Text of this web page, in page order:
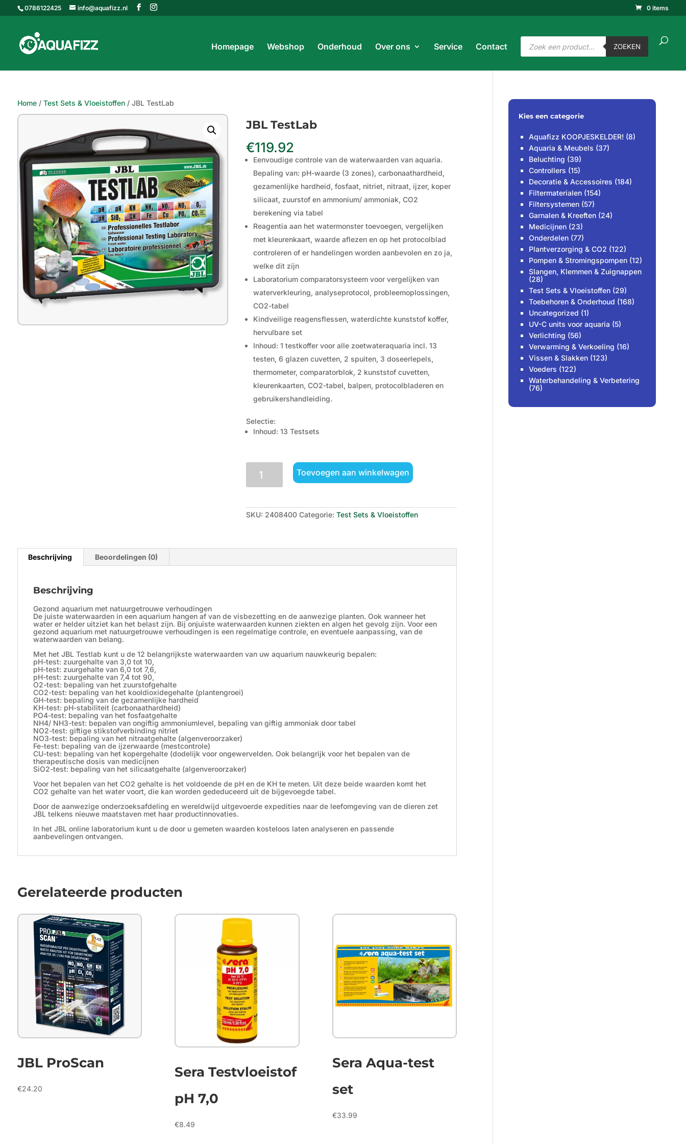
0786122425 info@aquafizz.nl 0 items
Homepage Webshop Onderhoud Over ons Service Contact
Producten
zoeken
ZOEKEN
Producten
Home/ Test Sets & Vloeistoffen/ JBL TestLab
JBL TestLab
€119.92
Eenvoudige controle van de waterwaarden van aquaria.
Bepaling van: pH-waarde (3 zones), carbonaathardheid,
gezamenlijke hardheid, fosfaat, nitriet, nitraat, ijzer, koper
silicaat, zuurstof en ammonium/ ammoniak, CO2
berekening via tabel
Reagentia aan het watermonster toevoegen, vergelijken
met kleurenkaart, waarde aflezen en op het protocolblad
controleren of er handelingen worden aanbevolen en zo ja,
welke dit zijn
Laboratorium comparatorsysteem voor vergelijken van
waterverkleuring, analyseprotocol, probleemoplossingen,
CO2-tabel
Kindveilige reagensflessen, waterdichte kunststof koffer,
hervulbare set
Inhoud: 1 testkoffer voor alle zoetwateraquaria incl. 13
testen, 6 glazen cuvetten, 2 spuiten, 3 doseerlepels,
thermometer, comparatorblok, 2 kunststof cuvetten,
kleurenkaarten, CO2-tabel, balpen, protocolbladeren en
gebruikershandleiding.
Selectie:
Inhoud: 13 Testsets
JBL
TestLab
aantal
Toevoegen aan winkelwagen
SKU: 2408400 Categorie: Test Sets & Vloeistoffen
Beschrijving Beoordelingen (0)
Beschrijving
Gezond aquarium met natuurgetrouwe verhoudingen
De juiste waterwaarden in een aquarium hangen af van de visbezetting en de aanwezige planten. Ook wanneer het
water er helder uitziet kan het belast zijn. Bij onjuiste waterwaarden kunnen ziekten en algen het gevolg zijn. Voor een
gezond aquarium met natuurgetrouwe verhoudingen is een regelmatige controle, en eventuele aanpassing, van de
waterwaarden van belang.
Met het JBL Testlab kunt u de 12 belangrijkste waterwaarden van uw aquarium nauwkeurig bepalen:
pH-test: zuurgehalte van 3,0 tot 10,
pH-test: zuurgehalte van 6,0 tot 7,6,
pH-test: zuurgehalte van 7,4 tot 90,
O2-test: bepaling van het zuurstofgehalte
CO2-test: bepaling van het kooldioxidegehalte (plantengroei)
GH-test: bepaling van de gezamenlijke hardheid
KH-test: pH-stabiliteit (carbonaathardheid)
PO4-test: bepaling van het fosfaatgehalte
NH4/ NH3-test: bepalen van ongiftig ammoniumlevel, bepaling van giftig ammoniak door tabel
NO2-test: giftige stikstofverbinding nitriet
NO3-test: bepaling van het nitraatgehalte (algenveroorzaker)
Fe-test: bepaling van de ijzerwaarde (mestcontrole)
CU-test: bepaling van het kopergehalte (dodelijk voor ongewervelden. Ook belangrijk voor het bepalen van de
therapeutische dosis van medicijnen
SiO2-test: bepaling van het silicaatgehalte (algenveroorzaker)
Voor het bepalen van het CO2 gehalte is het voldoende de pH en de KH te meten. Uit deze beide waarden komt het
CO2 gehalte van het water voort, die kan worden gededuceerd uit de bijgevoegde tabel.
Door de aanwezige onderzoeksafdeling en wereldwijd uitgevoerde expedities naar de leefomgeving van de dieren zet
JBL telkens nieuwe maatstaven met haar productinnovaties.
In het JBL online laboratorium kunt u de door u gemeten waarden kosteloos laten analyseren en passende
aanbevelingen ontvangen.
Gerelateerde producten
JBL ProScan
€24.20
Sera Testvloeistof
pH 7,0
€8.49
Sera Aqua-test
set
€33.99
Kies een categorie
Aquafizz KOOPJESKELDER! (8)
Aquaria & Meubels (37)
Beluchting (39)
Controllers (15)
Decoratie & Accessoires (184)
Filtermaterialen (154)
Filtersystemen (57)
Garnalen & Kreeften (24)
Medicijnen (23)
Onderdelen (77)
Plantverzorging & CO2 (122)
Pompen & Stromingspompen (12)
Slangen, Klemmen & Zuignappen
(28)
Test Sets & Vloeistoffen (29)
Toebehoren & Onderhoud (168)
Uncategorized (1)
UV-C units voor aquaria (5)
Verlichting (56)
Verwarming & Verkoeling (16)
Vissen & Slakken (123)
Voeders (122)
Waterbehandeling & Verbetering
(76)